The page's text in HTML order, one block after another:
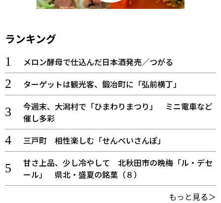
ランキング
メロン酵母で仕込んだ日本酒発売／つがる
ターゲットは観光客、鍛冶町に「弘前横丁」
今週末、大潟村で「ひまわりまつり」 ミニ電車など
催し多彩
三戸町 相性楽しむ「せんべいさんぽ」
甘さ上品、少し冷やして 北秋田市の晩梅「ル・デセ
ール」 県北・盛夏の銘菓（８）
もっと見る＞